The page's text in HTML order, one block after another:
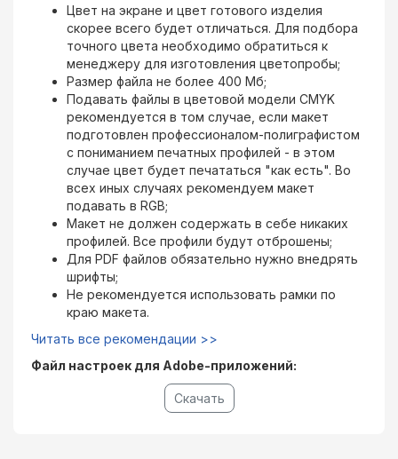
Цвет на экране и цвет готового изделия
скорее всего будет отличаться. Для подбора
точного цвета необходимо обратиться к
менеджеру для изготовления цветопробы;
Размер файла не более 400 Мб;
Подавать файлы в цветовой модели CMYK
рекомендуется в том случае, если макет
подготовлен профессионалом-полиграфистом
с пониманием печатных профилей - в этом
случае цвет будет печататься "как есть". Во
всех иных случаях рекомендуем макет
подавать в RGB;
Макет не должен содержать в себе никаких
профилей. Все профили будут отброшены;
Для PDF файлов обязательно нужно внедрять
шрифты;
Не рекомендуется использовать рамки по
краю макета.
Читать все рекомендации >>
Файл настроек для Adobe-приложений:
Скачать